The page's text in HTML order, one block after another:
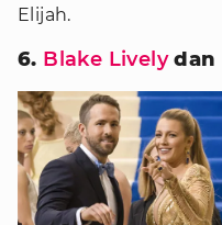
Elijah.
6. Blake Livelydan